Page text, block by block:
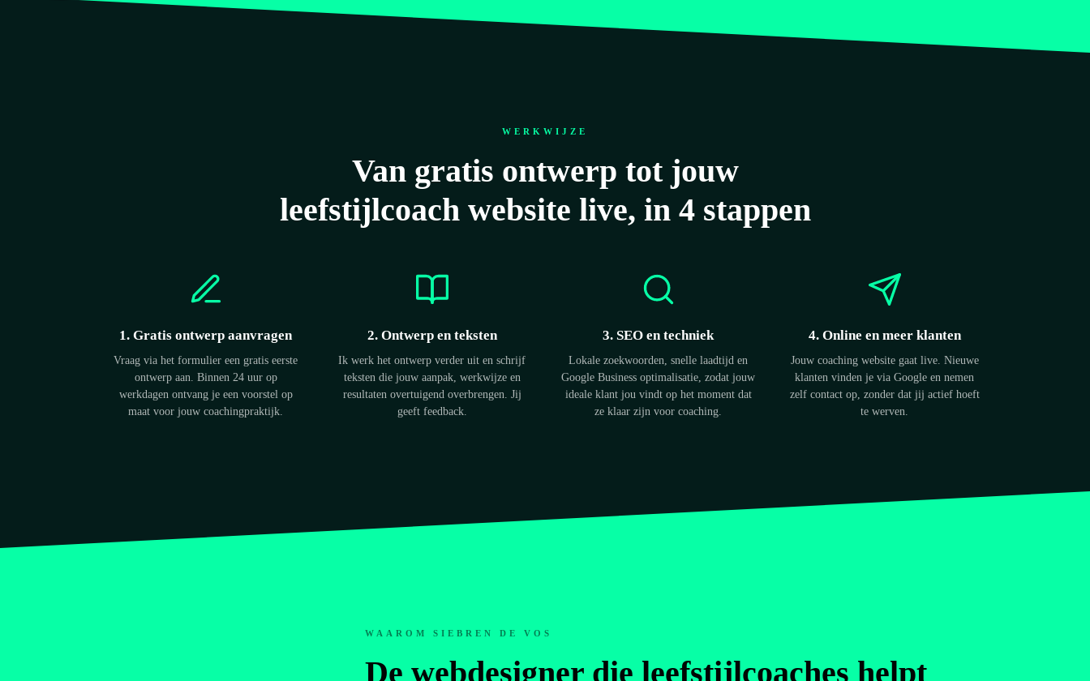
WERKWIJZE
Van gratis ontwerp tot jouw
leefstijlcoach website live, in 4 stappen
1. Gratis ontwerp aanvragen
Vraag via het formulier een gratis eerste
ontwerp aan. Binnen 24 uur op
werkdagen ontvang je een voorstel op
maat voor jouw coachingpraktijk.
2. Ontwerp en teksten
Ik werk het ontwerp verder uit en schrijf
teksten die jouw aanpak, werkwijze en
resultaten overtuigend overbrengen. Jij
geeft feedback.
3. SEO en techniek
Lokale zoekwoorden, snelle laadtijd en
Google Business optimalisatie, zodat jouw
ideale klant jou vindt op het moment dat
ze klaar zijn voor coaching.
4. Online en meer klanten
Jouw coaching website gaat live. Nieuwe
klanten vinden je via Google en nemen
zelf contact op, zonder dat jij actief hoeft
te werven.
WAAROM SIEBREN DE VOS
De webdesigner die leefstijlcoaches helpt